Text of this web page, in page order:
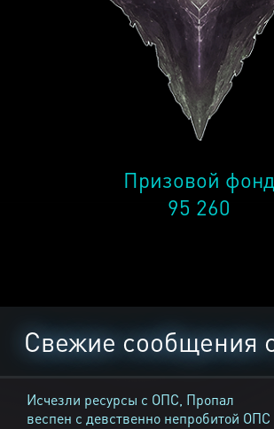
Призовой фонд
95 260
Свежие сообщения
Исчезли ресурсы с ОПС, Пропал
веспен с девственно непробитой ОПС